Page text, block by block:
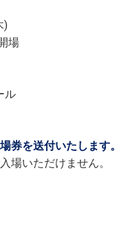
)
場
ル
券を送付いたします。
場いただけません。